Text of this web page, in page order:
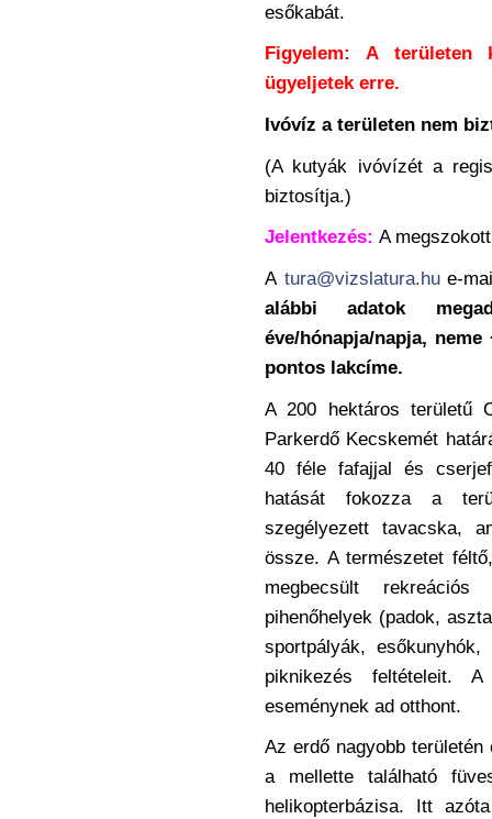
esőkabát.
Figyelem:
A területen
ügyeljetek erre.
Ivóvíz a területen nem
(A kutyák ivóvízét a
biztosítja.)
Jelentkezés: A
A tura@vizslatura.hue-
alábbi adatok
éve/hónapja/napja,
pontos lakcíme.
A 200 hektáros területű
Parkerdő Kecskemét
40 féle fafajjal és
hatását fokozza a
szegélyezett tavacska,
össze. A természetet
megbecsült
pihenőhelyek (padok,
sportpályák,
piknikezés feltételeit.
eseménynek ad otthont.
Az erdő nagyobb
a mellette található
helikopterbázisa. Itt